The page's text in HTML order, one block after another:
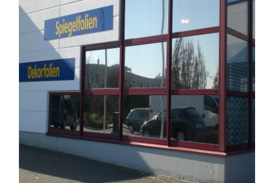
Varianten
auf.
Die
Optionen
können
auf
der
Produktseite
gewählt
werden